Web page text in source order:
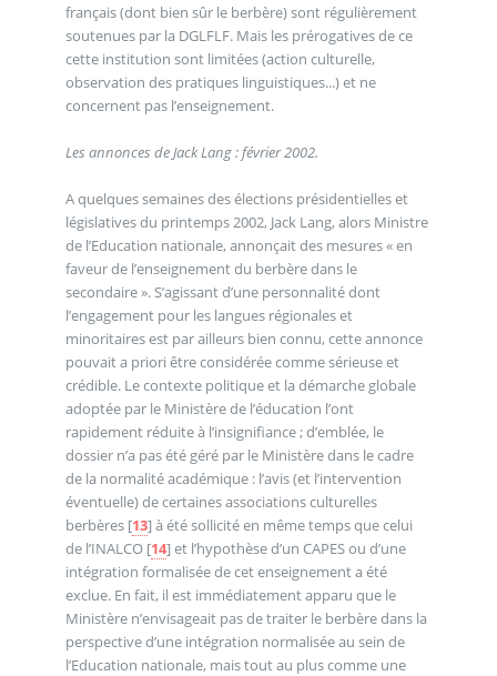
français (dont bien sûr le berbère) sont régulièrement
soutenues par la DGLFLF. Mais les prérogatives de ce
cette institution sont limitées (action culturelle,
observation des pratiques linguistiques...) et ne
concernent pas l’enseignement.
Les annonces de Jack Lang : février 2002.
A quelques semaines des élections présidentielles et
législatives du printemps 2002, Jack Lang, alors Ministre
de l’Education nationale, annonçait des mesures « en
faveur de l’enseignement du berbère dans le
secondaire ». S’agissant d’une personnalité dont
l’engagement pour les langues régionales et
minoritaires est par ailleurs bien connu, cette annonce
pouvait a priori être considérée comme sérieuse et
crédible. Le contexte politique et la démarche globale
adoptée par le Ministère de l’éducation l’ont
rapidement réduite à l’insignifiance ; d’emblée, le
dossier n’a pas été géré par le Ministère dans le cadre
de la normalité académique : l’avis (et l’intervention
éventuelle) de certaines associations culturelles
berbères[13]à été sollicité en même temps que celui
de l’INALCO[14]et l’hypothèse d’un CAPES ou d’une
intégration formalisée de cet enseignement a été
exclue. En fait, il est immédiatement apparu que le
Ministère n’envisageait pas de traiter le berbère dans la
perspective d’une intégration normalisée au sein de
l’Education nationale, mais tout au plus comme une